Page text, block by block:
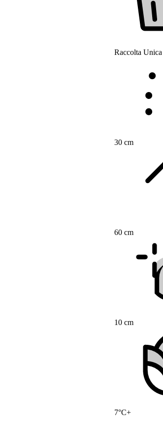
Raccolta Unica
30 cm
60 cm
10 cm
7°C+